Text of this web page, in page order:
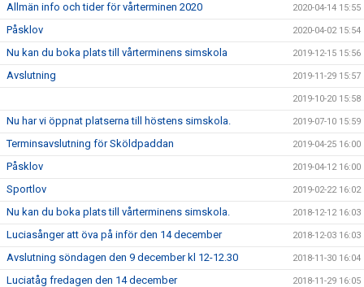
Allmän info och tider för vårterminen 2020 2020-04-14 15:55
Påsklov 2020-04-02 15:54
Nu kan du boka plats till vårterminens simskola 2019-12-15 15:56
Avslutning 2019-11-29 15:57
2019-10-20 15:58
Nu har vi öppnat platserna till höstens simskola. 2019-07-10 15:59
Terminsavslutning för Sköldpaddan 2019-04-25 16:00
Påsklov 2019-04-12 16:00
Sportlov 2019-02-22 16:02
Nu kan du boka plats till vårterminens simskola. 2018-12-12 16:03
Luciasånger att öva på inför den 14 december 2018-12-03 16:03
Avslutning söndagen den 9 december kl 12-12.30 2018-11-30 16:04
Luciatåg fredagen den 14 december 2018-11-29 16:05